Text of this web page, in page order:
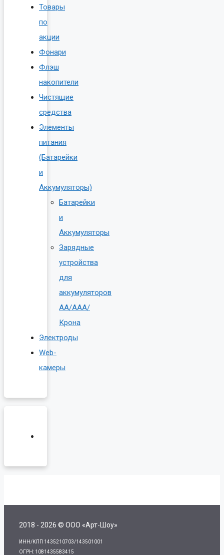
Товары
по
акции
Фонари
Флэш
накопители
Чистящие
средства
Элементы
питания
(Батарейки
и
Аккумуляторы)
Батарейки
и
Аккумуляторы
Зарядные
устройства
для
аккумуляторов
AA/AAA/
Крона
Электроды
Web-
камеры
2018 - 2026 © ООО «Арт-Шоу»
ИНН/КПП 1435210703/143501001
ОГРН: 1081435583415